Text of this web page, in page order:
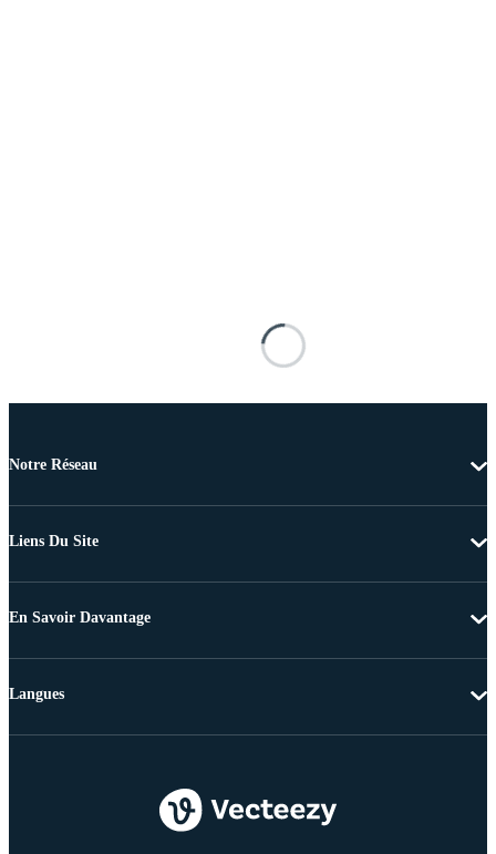
Notre Réseau
Liens Du Site
En Savoir Davantage
Langues